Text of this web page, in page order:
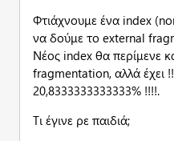
Φτιάχνουμε ένα index
να δούμε το external
Νέος index θα περίμενε
fragmentation, αλλά έχει
20,8333333333333% !!!!.
Τι έγινε ρε παιδιά;